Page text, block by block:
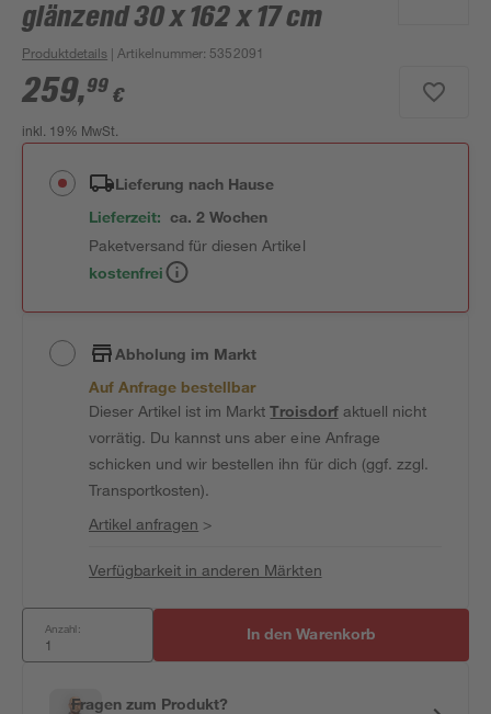
glänzend 30 x 162 x 17 cm
Produktdetails | Artikelnummer: 5352091
259,99 €
inkl. 19% MwSt.
Lieferung nach Hause
Lieferzeit: ca. 2 Wochen
Paketversand für diesen Artikel
kostenfrei
Abholung im Markt
Auf Anfrage bestellbar
Dieser Artikel ist im MarktTroisdorfaktuell nicht
vorrätig. Du kannst uns aber eine Anfrage
schicken und wir bestellen ihn für dich (ggf. zzgl.
Transportkosten).
Artikel anfragen >
Verfügbarkeit in anderen Märkten
Anzahl: In den Warenkorb
Fragen zum Produkt?